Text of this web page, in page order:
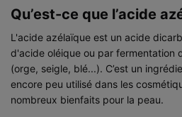
Qu’est-ce que l’acide
L'acide azélaïque est un acide
d'acide oléique ou par fermentation
(orge, seigle, blé...). C’est un
encore peu utilisé dans les
nombreux bienfaits pour la peau.